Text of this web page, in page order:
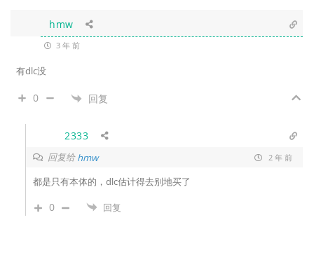
hmw
3 年 前
有dlc没
0 回复
2333
回复给hmw 2 年 前
都是只有本体的，dlc估计得去别地买了
0 回复